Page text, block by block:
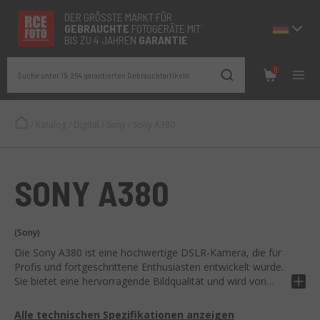
DER GRÖSSTE MARKT FÜR
GEBRAUCHTE FOTOGERÄTE MIT
BIS ZU 4 JAHREN GARANTIE
Suche unter 19.264 garantierten Gebrauchtartikeln
0
SONY A380
(Sony)
Die Sony A380 ist eine hochwertige DSLR-Kamera, die für
Profis und fortgeschrittene Enthusiasten entwickelt wurde.
Sie bietet eine hervorragende Bildqualität und wird von
Kameras bekannt ist.
Alle technischen Spezifikationen anzeigen